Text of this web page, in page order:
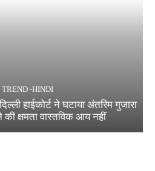
-HINDI
हाईकोर्ट ने घटाया अंतरिम गुजारा
क्षमता वास्तविक आय नहीं